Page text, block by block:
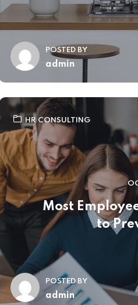
POSTED BY
admin
HR CONSULTING
Most
to
POSTED BY
admin